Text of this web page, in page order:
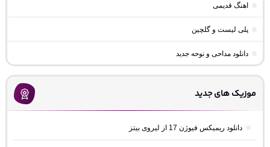
اهنگ قدیمی
پلی لیست و گلچین
دانلود مداحی و نوحه جدید
موزیک های جدید
دانلود ریمیکس فیوژن 17 از لیروی بیتز